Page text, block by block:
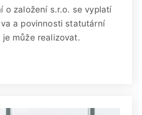
o založení s.r.o. se vyplatí
a povinnosti statutární
je může realizovat.